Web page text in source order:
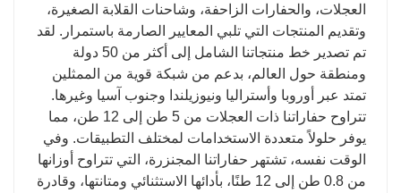
العجلات، والحفارات الزاحفة، وشاحنات القلابة الصغيرة،
وتقديم المنتجات التي تلبي المعايير الصارمة باستمرار. لقد
تم تصدير خط منتجاتنا الشامل إلى أكثر من 50 دولة
ومنطقة حول العالم، بدعم من شبكة قوية من الممثلين
تمتد عبر أوروبا وأستراليا ونيوزيلندا وجنوب آسيا وغيرها.
تتراوح حفاراتنا ذات العجلات من 5 طن إلى 12 طن، مما
يوفر حلولاً متعددة الاستخدامات لمختلف التطبيقات. وفي
الوقت نفسه، تشتهر حفاراتنا المجنزرة، التي تتراوح أوزانها
من 0.8 طن إلى 12 طنًا، بأدائها الاستثنائي ومتانتها، وقادرة